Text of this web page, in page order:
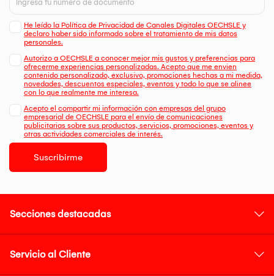
He leído la Política de Privacidad de Canales Digitales OECHSLE y
declaro haber sido informado sobre el tratamiento de mis datos
personales.
Autorizo a OECHSLE a conocer mejor mis gustos y preferencias para
ofrecerme experiencias personalizadas. Acepto que me envien
contenido personalizado, exclusivo, promociones hechas a mi medida,
novedades, descuentos especiales, eventos y todo lo que se alinee
con lo que realmente me interesa.
Acepto el compartir mi información con empresas del grupo
empresarial de OECHSLE para el envío de comunicaciones
publicitarias sobre sus productos, servicios, promociones, eventos y
otras actividades comerciales de interés.
Suscribirme
Secciones destacadas
Servicio al Cliente